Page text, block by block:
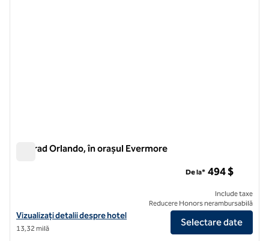
Conrad Orlando, în orașul Evermore
Vizualizați detaliile hotelului pentru Conrad Orlando, la Evermore
Vizualizați detalii despre hotel
13,32 milă
De la* 494 $
Include taxe
Reducere Honors nerambursabilă
Selectare date